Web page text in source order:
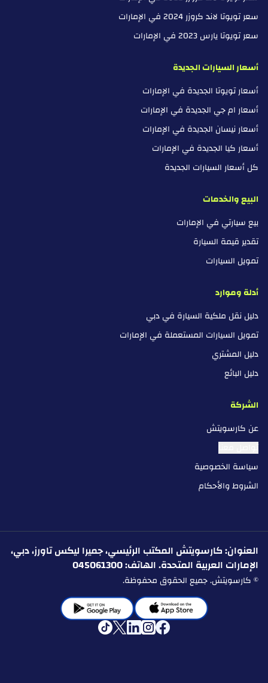
سعر تويوتا لاند كروزر 2024 في الإمارات
سعر تويوتا يارس 2023 في الإمارات
أسعار السيارات الجديدة
أسعار تويوتا الجديدة في الإمارات
أسعار ام جي الجديدة في الإمارات
أسعار نيسان الجديدة في الإمارات
أسعار كيا الجديدة في الإمارات
كل أسعار السيارات الجديدة
البيع والخدمات
بيع سيارتي في الإمارات
تقدير قيمة السيارة
تمويل السيارات
أدلة وموارد
دليل نقل ملكية السيارة في دبي
تمويل السيارات المستعملة في الإمارات
دليل المشتري
دليل البائع
الشركة
عن كارسويتش
تواصل معنا
سياسة الخصوصية
الشروط والأحكام
العنوان: كارسويتش المكتب الرئيسي، جميرا ليكس تاورز، دبي،
الإمارات العربية المتحدة. الهاتف: 045061300
© كارسويتش. جميع الحقوق محفوظة.